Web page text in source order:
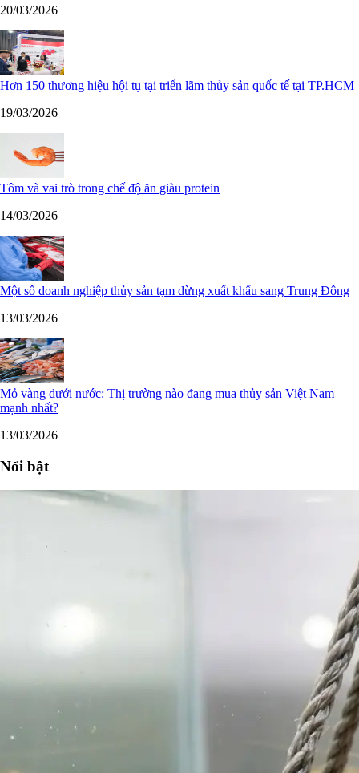
20/03/2026
Hơn 150 thương hiệu hội tụ tại triển lãm thủy sản quốc tế tại TP.HCM
19/03/2026
Tôm và vai trò trong chế độ ăn giàu protein
14/03/2026
Một số doanh nghiệp thủy sản tạm dừng xuất khẩu sang Trung Đông
13/03/2026
Mỏ vàng dưới nước: Thị trường nào đang mua thủy sản Việt Nam
mạnh nhất?
13/03/2026
Nổi bật